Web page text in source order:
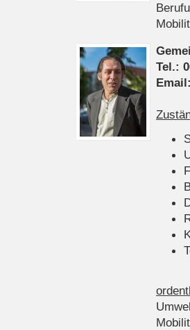
Tel.: